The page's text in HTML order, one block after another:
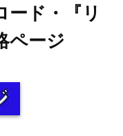
ード・『リ
ページ